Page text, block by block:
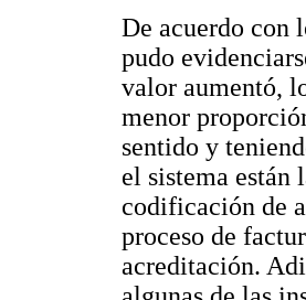
De acuerdo con
pudo
valor aumentó,
menor
sentido y
el sistema están
codificación de
proceso de
acreditación.